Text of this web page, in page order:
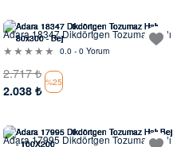
Adara 18347 Dikdörtgen Tozumaz Halı
0.0 - 0 Yorum
2.717₺
2.038 ₺
%25
Adara 17995 Dikdörtgen Tozumaz Halı